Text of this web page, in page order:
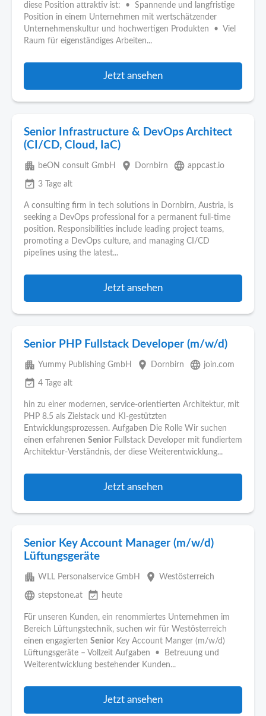
diese Position attraktiv ist: • Spannende und langfristige
Position in einem Unternehmen mit wertschätzender
Unternehmenskultur und hochwertigen Produkten • Viel
Raum für eigenständiges Arbeiten...
Jetzt ansehen
Senior Infrastructure & DevOps Architect
(CI/CD, Cloud, IaC)
apartment beON consult GmbH place Dornbirn language appcast.io
event_available 3 Tage alt
A consulting firm in tech solutions in Dornbirn, Austria, is
seeking a DevOps professional for a permanent full-time
position. Responsibilities include leading project teams,
promoting a DevOps culture, and managing CI/CD
pipelines using the latest...
Jetzt ansehen
Senior PHP Fullstack Developer (m/w/d)
apartment Yummy Publishing GmbH place Dornbirn language join.com
event_available 4 Tage alt
hin zu einer modernen, service-orientierten Architektur, mit
PHP 8.5 als Zielstack und KI-gestützten
Entwicklungsprozessen. Aufgaben Die Rolle Wir suchen
einen erfahrenen Senior Fullstack Developer mit fundiertem
Architektur-Verständnis, der diese Weiterentwicklung...
Jetzt ansehen
Senior Key Account Manager (m/w/d)
Lüftungsgeräte
apartment WLL Personalservice GmbH place Westösterreich
language stepstone.at event_available heute
Für unseren Kunden, ein renommiertes Unternehmen im
Bereich Lüftungstechnik, suchen wir für Westösterreich
einen engagierten Senior Key Account Manger (m/w/d)
Lüftungsgeräte – Vollzeit Aufgaben • Betreuung und
Weiterentwicklung bestehender Kunden...
Jetzt ansehen